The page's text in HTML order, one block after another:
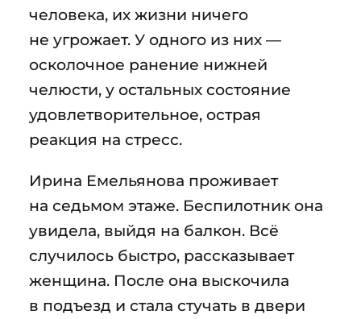
человека, их жизни ничего
не угрожает. У одного из них —
осколочное ранение нижней
челюсти, у остальных состояние
удовлетворительное, острая
реакция на стресс.
Ирина Емельянова проживает
на седьмом этаже. Беспилотник она
увидела, выйдя на балкон. Всё
случилось быстро, рассказывает
женщина. После она выскочила
в подъезд и стала стучать в двери